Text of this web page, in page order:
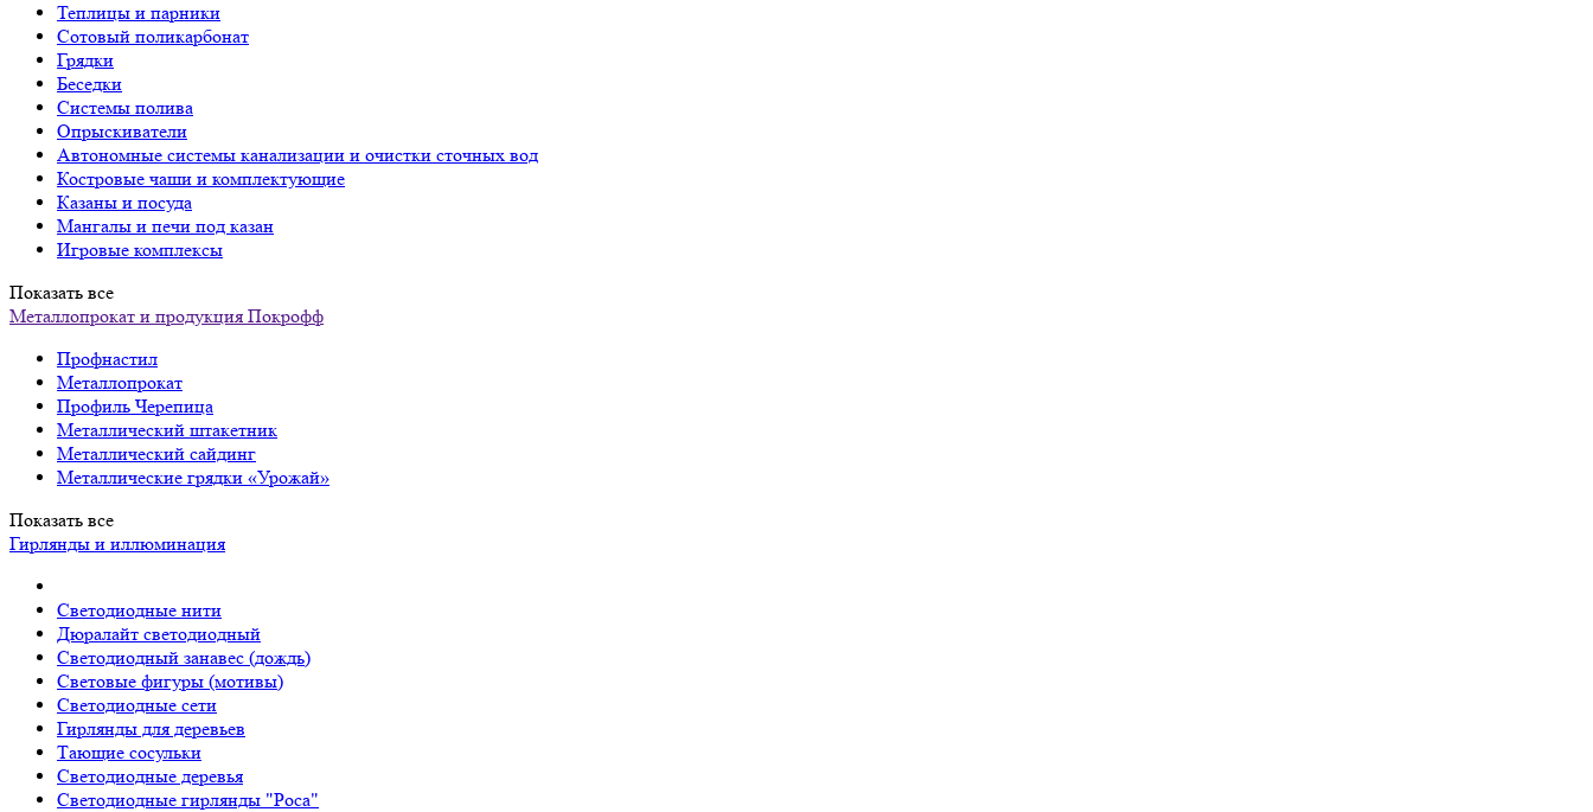
Теплицы и парники
Сотовый поликарбонат
Грядки
Беседки
Системы полива
Опрыскиватели
Автономные системы канализации и очистки сточных вод
Костровые чаши и комплектующие
Казаны и посуда
Мангалы и печи под казан
Игровые комплексы
Показать все
Металлопрокат и продукция Покрофф
Профнастил
Металлопрокат
Профиль Черепица
Металлический штакетник
Металлический сайдинг
Металлические грядки «Урожай»
Показать все
Гирлянды и иллюминация
Светодиодные нити
Дюралайт светодиодный
Светодиодный занавес (дождь)
Световые фигуры (мотивы)
Светодиодные сети
Гирлянды для деревьев
Тающие сосульки
Светодиодные деревья
Светодиодные гирлянды "Роса"